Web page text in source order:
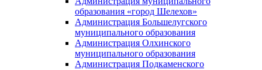
образования «город Шелехов»
Администрация Большелугского
муниципального образования
Администрация Олхинского
муниципального образования
Администрация Подкаменского